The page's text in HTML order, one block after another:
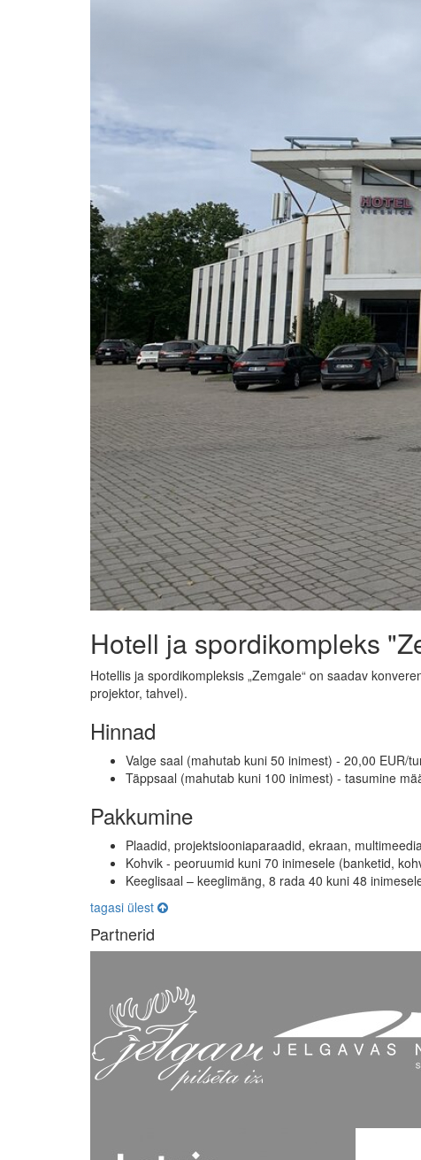
Hotell ja spordikompleks
Hotellis ja spordikompleksis „Zemgale“ on saadav
projektor, tahvel).
Hinnad
Valge saal (mahutab kuni 50 inimest) - 20,00 EUR/
Täppsaal (mahutab kuni 100 inimest) - tasumine
Pakkumine
Plaadid, projektsiooniaparaadid, ekraan,
Kohvik - peoruumid kuni 70 inimesele (banketid,
Keeglisaal – keeglimäng, 8 rada 40 kuni 48
tagasi ülest
Partnerid